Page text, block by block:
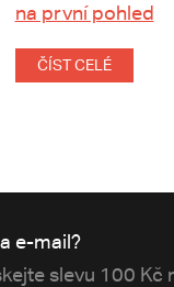
na první pohled
ČÍST CELÉ
e-mail?
slevu 100 Kč